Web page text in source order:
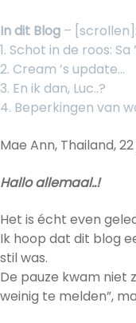
In dit Blog – [scrollen]:
1. Schot in de roos:
2. Cream ’s update…
3. En ik dan, Luc..?
4. Beperkingen van
Mae Ann, Thailand,
Hallo allemaal..!
Het is écht even
Ik hoop dat dit blog
stil was.
De pauze kwam niet
weinig te melden”,